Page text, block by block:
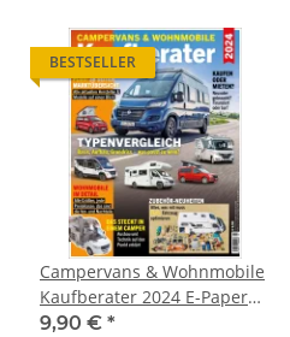
BESTSELLER
Campervans & Wohnmobile
Kaufberater 2024 E-Paper
oder Print-Ausgabe
9,90 € *